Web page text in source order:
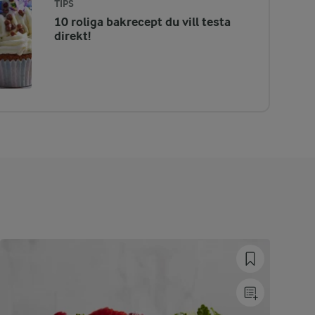
TIPS
10 roliga bakrecept du vill testa
direkt!